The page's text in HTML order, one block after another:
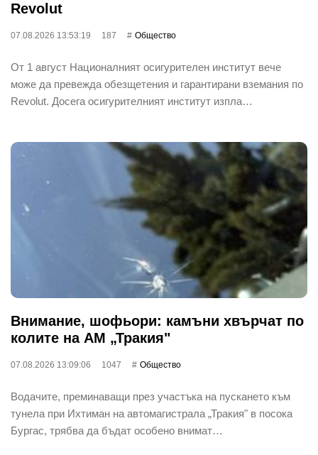
Revolut
07.08.2026 13:53:19 187 Общество
От 1 август Националният осигурителен институт вече
може да превежда обезщетения и гарантирани вземания по
Revolut. Досега осигурителният институт изпла…
Внимание, шофьори: камъни хвърчат по
колите на АМ „Тракия"
07.08.2026 13:09:06 1047 Общество
Водачите, преминаващи през участъка на пускането към
тунела при Ихтиман на автомагистрала „Тракия" в посока
Бургас, трябва да бъдат особено внимат…